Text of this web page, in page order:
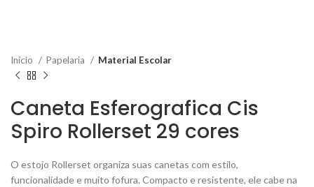
Início Papelaria Material Escolar
Caneta Esferografica Cis
Spiro Rollerset 29 cores
O estojo Rollerset organiza suas canetas com estilo,
funcionalidade e muito fofura. Compacto e resistente, ele cabe na